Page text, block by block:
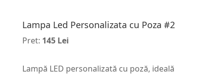
Lampa Led Personalizata cu Poza #2
Pret: 145 Lei
Lampă LED personalizată cu poză, ideală